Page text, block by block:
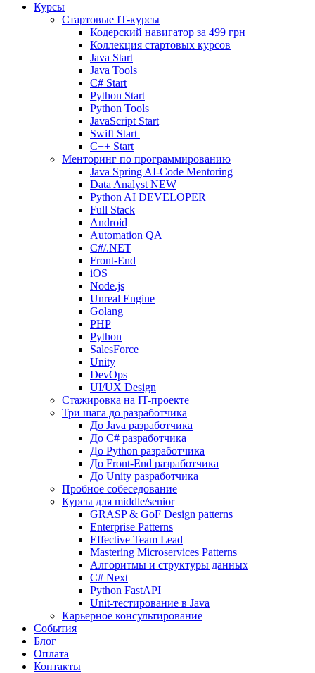
Курсы
Стартовые IT-курсы
Кодерский навигатор за 499 грн
Коллекция стартовых курсов
Java Start
Java Tools
C# Start
Python Start
Python Tools
JavaScript Start
Swift Start
C++ Start
Менторинг по программированию
Java Spring AI-Code Mentoring
Data Analyst NEW
Python AI DEVELOPER
Full Stack
Android
Automation QA
C#/.NET
Front-End
iOS
Node.js
Unreal Engine
Golang
PHP
Python
SalesForce
Unity
DevOps
UI/UX Design
Стажировка на IT-проекте
Три шага до разработчика
До Java разработчика
До C# разработчика
До Python разработчика
До Front-End разработчика
До Unity разработчика
Пробное собеседование
Курсы для middle/senior
GRASP & GoF Design patterns
Enterprise Patterns
Effective Team Lead
Mastering Microservices Patterns
Алгоритмы и структуры данных
C# Next
Python FastAPI
Unit-тестирование в Java
Карьерное консультирование
События
Блог
Оплата
Контакты